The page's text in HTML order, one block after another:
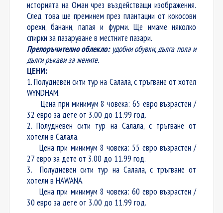
историята на Оман чрез въздействащи изображения.
След това ще преминем през плантации от кокосови
орехи, банани, папая и фурми. Ще имаме няколко
спирки за пазаруване в местните пазари.
Препоръчително облекло:удобни обувки, дълга пола и
дълги ръкави за жените.
ЦЕНИ:
1. Полудневен сити тур на Салала, с тръгване от хотел
WYNDHAM.
Цена при минимум 8 човека: 65 евро възрастен /
32 евро за дете от 3.00 до 11.99 год.
2. Полудневен сити тур на Салала, с тръгване от
хотели в Салала.
Цена при минимум 8 човека: 55 евро възрастен /
27 евро за дете от 3.00 до 11.99 год.
3. Полудневен сити тур на Салала, с тръгване от
хотели в HAWANA.
Цена при минимум 8 човека: 60 евро възрастен /
30 евро за дете от 3.00 до 11.99 год.